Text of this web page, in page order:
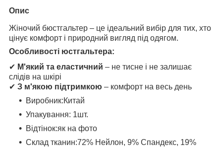
Опис
Жіночий бюстгальтер – це ідеальний вибір для тих, хто
цінує комфорт і природний вигляд під одягом.
Особливості юстгальтера:
✔ М'який та еластичний – не тисне і не залишає
слідів на шкірі
✔ З м'якою підтримкою – комфорт на весь день
Виробник:Китай
Упакування: 1шт.
Відтінок:як на фото
Склад тканин:72% Нейлон, 9% Спандекс, 19%